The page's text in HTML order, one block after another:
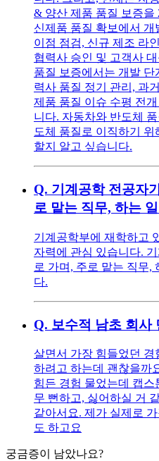
& 양산 제품 품질 보증을
신제품 품질 확보에서 개
이점 점검, 신규 제조 라
협력사 승인 및 고객사
품질 보증에서는 개발
력사 품질 정기 관리, 과
제품 품질 이슈 수평 전
니다. 자동차와 반도체
도체 품질로 이직하기
할지 알고 싶습니다.
Q. 기계공학 전공자
로 맡는 직무, 하는
기계공학부에 재학하고
자력에 관심 있습니다.
로 가며, 주로 맡는 직무,
다.
Q. 보수적 남초 회사
살면서 가장 힘들었던 경
하려고 하는데 괜찮을까
힘든 경험 물었는데 캡스
무 뻔하고, 싫어하실 거
같아서요. 제가 실제로
도 하고요
궁금증이 남았나요?